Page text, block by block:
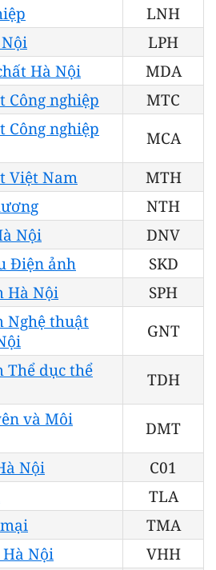
LNH
LPH
Hà Nội
MDA
Công nghiệp
MTC
Công nghiệp
MCA
Việt Nam
MTH
NTH
Nội
DNV
Điện ảnh
SKD
Hà Nội
SPH
Nghệ thuật
GNT
Thể dục thể
TDH
và Môi
DMT
Nội
C01
TLA
TMA
Nội
VHH